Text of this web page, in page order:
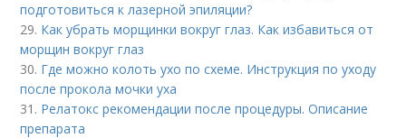
подготовиться к лазерной эпиляции?
29. Как убрать морщинки вокруг глаз. Как избавиться от
морщин вокруг глаз
30. Где можно колоть ухо по схеме. Инструкция по уходу
после прокола мочки уха
31. Релатокс рекомендации после процедуры. Описание
препарата